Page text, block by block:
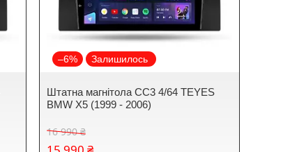
–6% Залишилось
Штатна магнітола CC3 4/64 TEYES
BMW X5 (1999 - 2006)
16 990 ₴